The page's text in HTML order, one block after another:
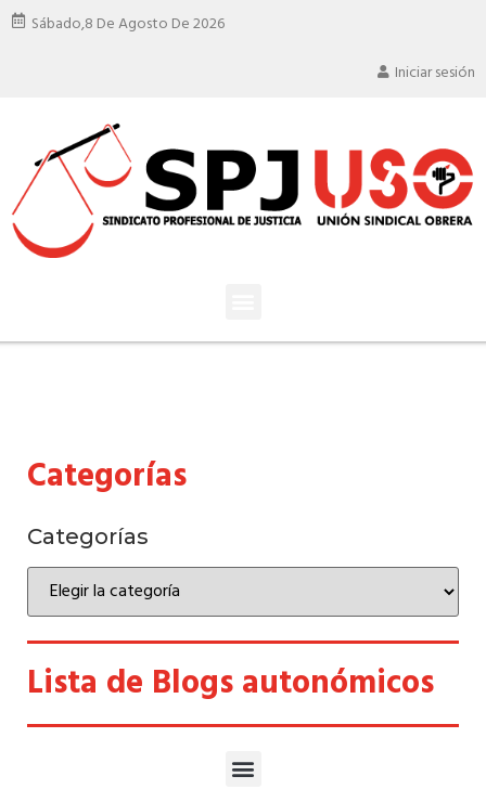
Sábado,8 De Agosto De 2026
Iniciar sesión
Categorías
Categorías
Lista de Blogs autonómicos